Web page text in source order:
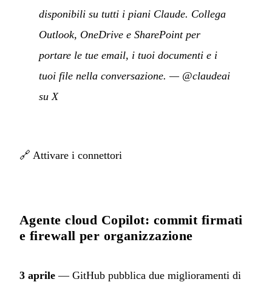
disponibili su tutti i piani Claude. Collega
Outlook, OneDrive e SharePoint per
portare le tue email, i tuoi documenti e i
tuoi file nella conversazione. — @claudeai
su X
🔗 Attivare i connettori
Agente cloud Copilot: commit firmati
e firewall per organizzazione
3 aprile — GitHub pubblica due miglioramenti di